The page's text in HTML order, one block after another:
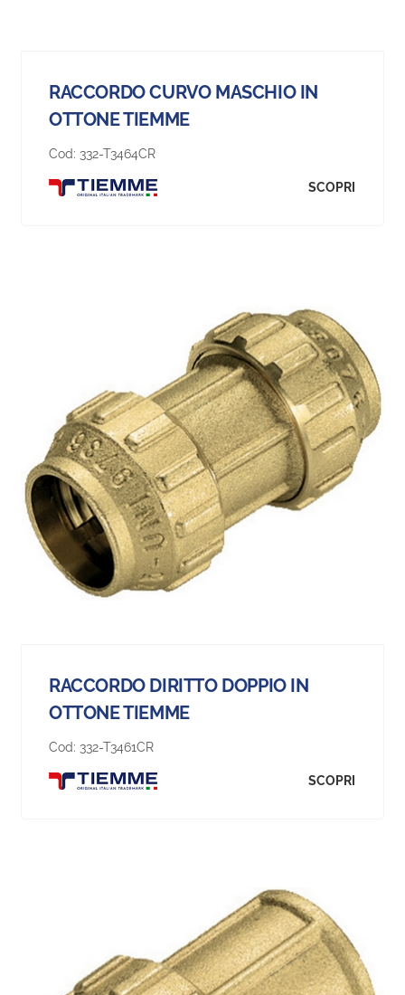
RACCORDO CURVO MASCHIO IN
OTTONE TIEMME
Cod: 332-T3464CR
SCOPRI
RACCORDO DIRITTO DOPPIO IN
OTTONE TIEMME
Cod: 332-T3461CR
SCOPRI